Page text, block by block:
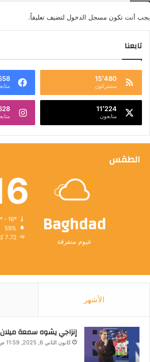
يجب أنت تكون مسجل الدخول لتضيف تعليقاً.
تابعنا
15٬480
مشتركون
11٬224
متابعون
الطقس
Baghdad
غيوم متفرقة
59%
7.72 كيلومتر/ساعة
الأشهر
إنزاجي يشوه سمعة
كانون الثاني 6, 2025, 11:59 ص